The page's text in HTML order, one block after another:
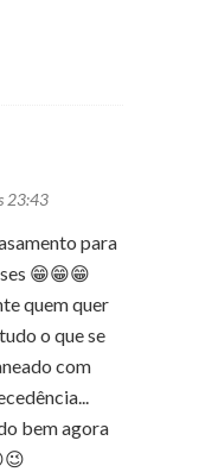
23:43
para
😁😁😁
quem quer
o que se
com
bem agora